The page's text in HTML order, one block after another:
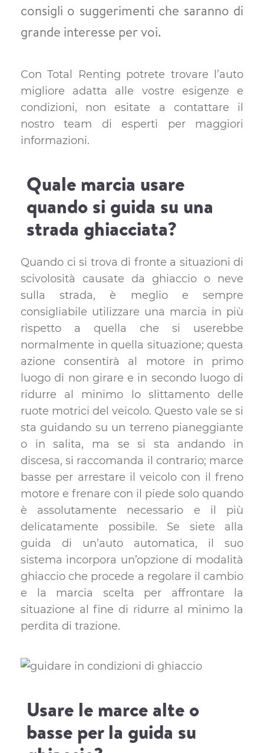
consigli o suggerimenti che saranno di
grande interesse per voi.
Con Total Renting potrete trovare l’auto
migliore adatta alle vostre esigenze e
condizioni, non esitate a contattare il
nostro team di esperti per maggiori
informazioni.
Quale marcia usare
quando si guida su una
strada ghiacciata?
Quando ci si trova di fronte a situazioni di
scivolosità causate da ghiaccio o neve
sulla strada, è meglio e sempre
consigliabile utilizzare una marcia in più
rispetto a quella che si userebbe
normalmente in quella situazione; questa
azione consentirà al motore in primo
luogo di non girare e in secondo luogo di
ridurre al minimo lo slittamento delle
ruote motrici del veicolo. Questo vale se si
sta guidando su un terreno pianeggiante
o in salita, ma se si sta andando in
discesa, si raccomanda il contrario; marce
basse per arrestare il veicolo con il freno
motore e frenare con il piede solo quando
è assolutamente necessario e il più
delicatamente possibile. Se siete alla
guida di un’auto automatica, il suo
sistema incorpora un’opzione di modalità
ghiaccio che procede a regolare il cambio
e la marcia scelta per affrontare la
situazione al fine di ridurre al minimo la
perdita di trazione.
Usare le marce alte o
basse per la guida su